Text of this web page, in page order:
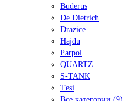
Buderus
De Dietrich
Drazice
Hajdu
Parpol
QUARTZ
S-TANK
Tеsi